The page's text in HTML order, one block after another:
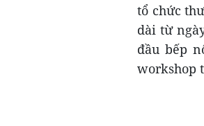
tổ chức
dài từ
đầu bếp
workshop